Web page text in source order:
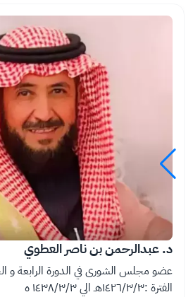
د. عبدالرحمن بن ناصر العطوي
عضو مجلس الشورى في الدورة الرابعة و
الفترة :١٤٢٦/٣/٣هـ الي ١٤٣٨/٣/٣ ه